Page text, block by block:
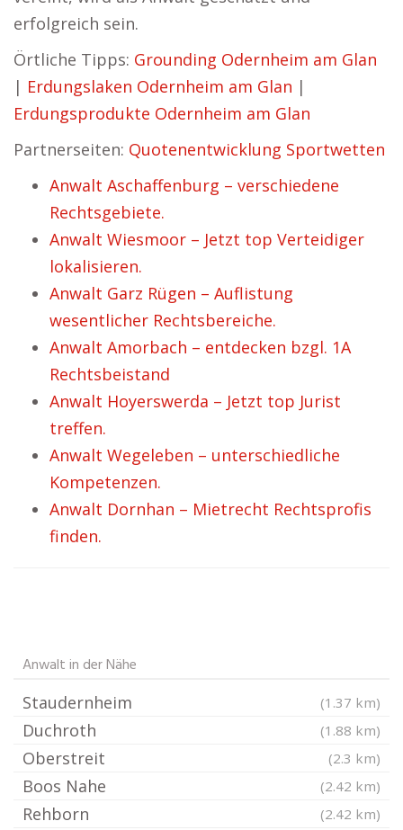
erfolgreich sein.
Örtliche Tipps: Grounding Odernheim am Glan
| Erdungslaken Odernheim am Glan |
Erdungsprodukte Odernheim am Glan
Partnerseiten: Quotenentwicklung Sportwetten
Anwalt Aschaffenburg – verschiedene
Rechtsgebiete.
Anwalt Wiesmoor – Jetzt top Verteidiger
lokalisieren.
Anwalt Garz Rügen – Auflistung
wesentlicher Rechtsbereiche.
Anwalt Amorbach – entdecken bzgl. 1A
Rechtsbeistand
Anwalt Hoyerswerda – Jetzt top Jurist
treffen.
Anwalt Wegeleben – unterschiedliche
Kompetenzen.
Anwalt Dornhan – Mietrecht Rechtsprofis
finden.
Anwalt in der Nähe
Staudernheim (1.37 km)
Duchroth (1.88 km)
Oberstreit (2.3 km)
Boos Nahe (2.42 km)
Rehborn (2.42 km)